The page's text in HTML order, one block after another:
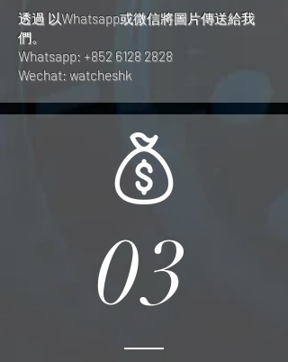
透過 以Whatsapp或微信將圖片傳送給我
們。
Whatsapp: +852 6128 2828
Wechat: watcheshk
03